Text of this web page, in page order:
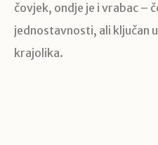
čovjek, ondje je i vrabac –
jednostavnosti, ali ključan
krajolika.